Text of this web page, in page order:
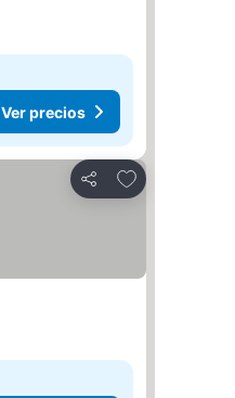
Ver precios
Compartir
Agregar a